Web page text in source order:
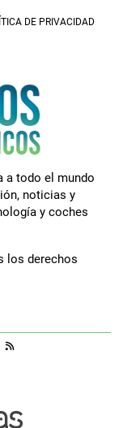
DE PRIVACIDAD
a todo el mundo
noticias y
y coches
los derechos
Discover